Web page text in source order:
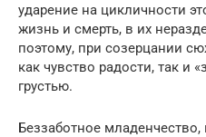
ударение на цикличности
жизнь и смерть, в их
поэтому, при созерцании
как чувство радости, так и
грустью.
Беззаботное